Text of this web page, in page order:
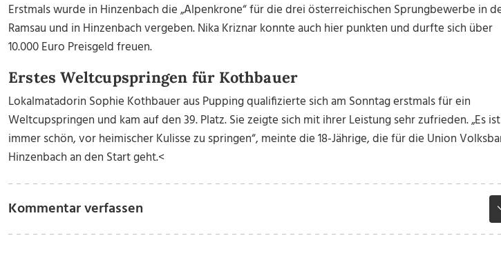
Erstmals wurde in Hinzenbach die „Alpenkrone“ für die drei österreichischen Sprungbewerbe in
Ramsau und in Hinzenbach vergeben. Nika Kriznar konnte auch hier punkten und durfte sich über
10.000 Euro Preisgeld freuen.
Erstes Weltcupspringen für Kothbauer
Lokalmatadorin Sophie Kothbauer aus Pupping qualifizierte sich am Sonntag erstmals für ein
Weltcupspringen und kam auf den 39. Platz. Sie zeigte sich mit ihrer Leistung sehr zufrieden. „Es ist
immer schön, vor heimischer Kulisse zu springen“, meinte die 18-Jährige, die für die Union
Hinzenbach an den Start geht.<
Kommentar verfassen